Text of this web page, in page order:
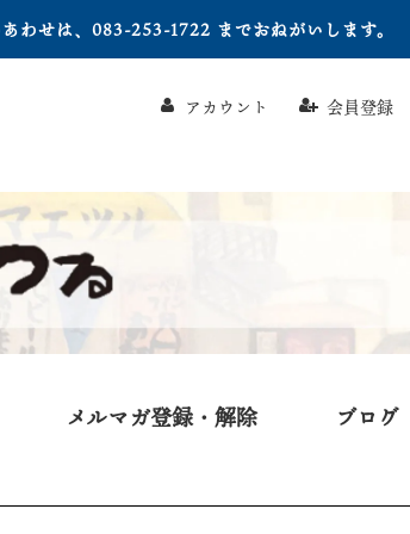
わせは、083-253-1722 までおねがいします。
アカウント 会員登録
メルマガ登録・解除 ブログ